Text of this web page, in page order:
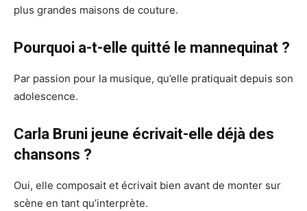
plus grandes maisons de couture.
Pourquoi a-t-elle quitté le mannequinat ?
Par passion pour la musique, qu’elle pratiquait depuis son
adolescence.
Carla Bruni jeune écrivait-elle déjà des
chansons ?
Oui, elle composait et écrivait bien avant de monter sur
scène en tant qu’interprète.